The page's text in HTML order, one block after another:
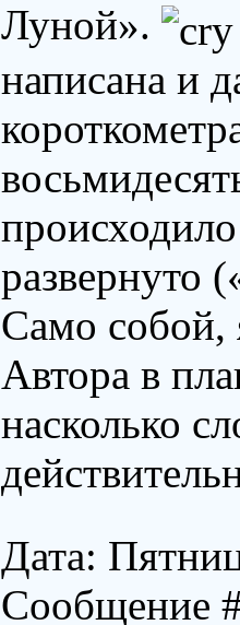
Луной».
написана и
развернуто
Само собой,
Автора в
насколько
Дата:
Сообщение